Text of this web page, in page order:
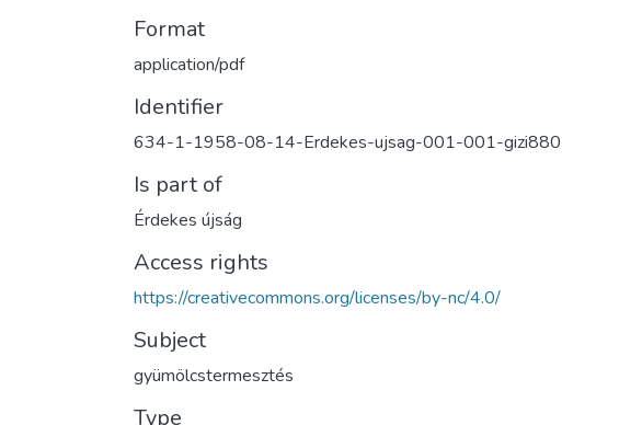
Format
application/pdf
Identifier
634-1-1958-08-14-Erdekes-ujsag-001-001-gizi880
Is part of
Érdekes újság
Access rights
https://creativecommons.org/licenses/by-nc/4.0/
Subject
gyümölcstermesztés
Type